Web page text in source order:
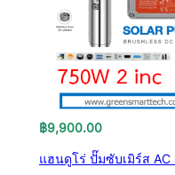
฿9,900.00
แฮนดูโร่ ปั๊มซับเมิร์ส AC